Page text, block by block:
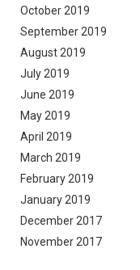
October 2019
September 2019
August 2019
July 2019
June 2019
May 2019
April 2019
March 2019
February 2019
January 2019
December 2017
November 2017